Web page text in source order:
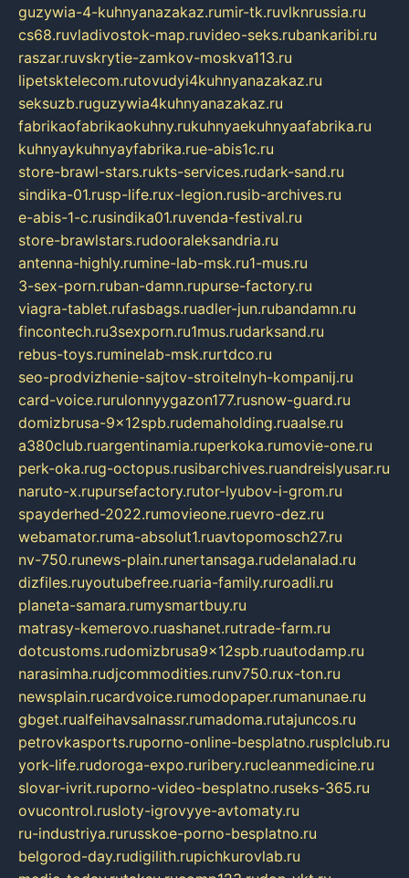
guzywia-4-kuhnyanazakaz.rumir-tk.ruvlknrussia.ru
cs68.ruvladivostok-map.ruvideo-seks.rubankaribi.ru
raszar.ruvskrytie-zamkov-moskva113.ru
lipetsktelecom.rutovudyi4kuhnyanazakaz.ru
seksuzb.ruguzywia4kuhnyanazakaz.ru
fabrikaofabrikaokuhny.rukuhnyaekuhnyaafabrika.ru
kuhnyaykuhnyayfabrika.rue-abis1c.ru
store-brawl-stars.rukts-services.rudark-sand.ru
sindika-01.rusp-life.rux-legion.rusib-archives.ru
e-abis-1-c.rusindika01.ruvenda-festival.ru
store-brawlstars.rudooraleksandria.ru
antenna-highly.rumine-lab-msk.ru1-mus.ru
3-sex-porn.ruban-damn.rupurse-factory.ru
viagra-tablet.rufasbags.ruadler-jun.rubandamn.ru
fincontech.ru3sexporn.ru1mus.rudarksand.ru
rebus-toys.ruminelab-msk.rurtdco.ru
seo-prodvizhenie-sajtov-stroitelnyh-kompanij.ru
card-voice.rurulonnyygazon177.rusnow-guard.ru
domizbrusa-9x12spb.rudemaholding.ruaalse.ru
a380club.ruargentinamia.ruperkoka.rumovie-one.ru
perk-oka.rug-octopus.rusibarchives.ruandreislyusar.ru
naruto-x.rupursefactory.rutor-lyubov-i-grom.ru
spayderhed-2022.rumovieone.ruevro-dez.ru
webamator.ruma-absolut1.ruavtopomosch27.ru
nv-750.runews-plain.runertansaga.rudelanalad.ru
dizfiles.ruyoutubefree.ruaria-family.ruroadli.ru
planeta-samara.rumysmartbuy.ru
matrasy-kemerovo.ruashanet.rutrade-farm.ru
dotcustoms.rudomizbrusa9x12spb.ruautodamp.ru
narasimha.rudjcommodities.runv750.rux-ton.ru
newsplain.rucardvoice.rumodopaper.rumanunae.ru
gbget.rualfeihavsalnassr.rumadoma.rutajuncos.ru
petrovkasports.ruporno-online-besplatno.rusplclub.ru
york-life.rudoroga-expo.ruribery.rucleanmedicine.ru
slovar-ivrit.ruporno-video-besplatno.ruseks-365.ru
ovucontrol.rusloty-igrovyye-avtomaty.ru
ru-industriya.rurusskoe-porno-besplatno.ru
belgorod-day.rudigilith.rupichkurovlab.ru